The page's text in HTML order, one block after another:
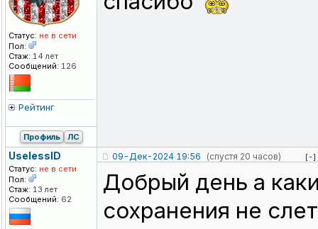
Статус: не в сети
Пол:
Стаж: 14 лет
Сообщений: 126
Рейтинг
Профиль ЛС
UselessID
Статус: не в сети
Пол:
Стаж: 13 лет
Сообщений: 62
09-Дек-2024 19:56 (спустя 20 часов) [-]
Добрый день а
сохранения не